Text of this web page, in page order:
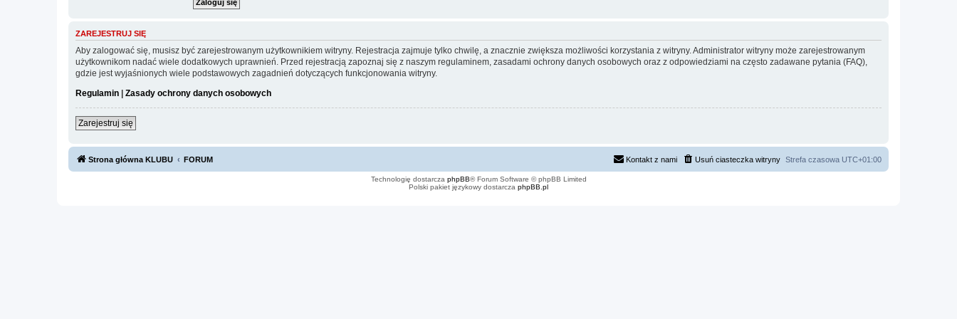
ZAREJESTRUJ SIĘ
Aby zalogować się, musisz być zarejestrowanym użytkownikiem witryny. Rejestracja zajmuje tylko chwilę, a znacznie zwiększa możliwości korzystania z witryny. Administrator witryny może zarejestrowanym
użytkownikom nadać wiele dodatkowych uprawnień. Przed rejestracją zapoznaj się z naszym regulaminem, zasadami ochrony danych osobowych oraz z odpowiedziami na często zadawane pytania (FAQ),
gdzie jest wyjaśnionych wiele podstawowych zagadnień dotyczących funkcjonowania witryny.
Regulamin | Zasady ochrony danych osobowych
Zarejestruj się
Strona główna KLUBU FORUM Strefa czasowa UTC+01:00
Usuń ciasteczka witryny
Kontakt z nami
Technologię dostarcza phpBB® Forum Software © phpBB Limited
Polski pakiet językowy dostarcza phpBB.pl